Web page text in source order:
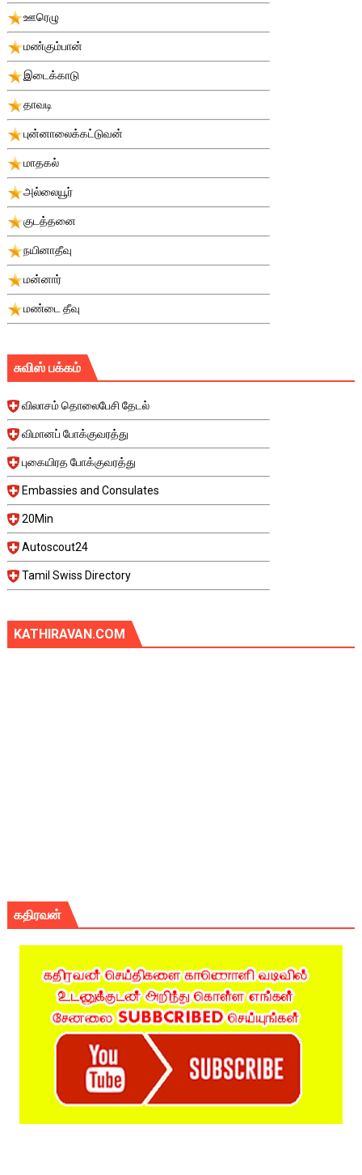
ஊரெழு
மண்கும்பான்
இடைக்காடு
தாவடி
புன்னாலைக்கட்டுவன்
மாதகல்
அல்லையூர்
குடத்தனை
நயினாதீவு
மன்னார்
மண்டை தீவு
சுவிஸ் பக்கம்
விலாசம் தொலைபேசி தேடல்
விமானப் போக்குவரத்து
புகையிரத போக்குவரத்து
Embassies and Consulates
20Min
Autoscout24
Tamil Swiss Directory
KATHIRAVAN.COM
கதிரவன்